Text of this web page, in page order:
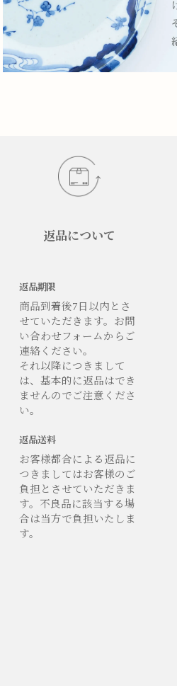
返品について
返品期限
商品到着後7日以内とさ
せていただきます。お問
い合わせフォームからご
連絡ください。
それ以降につきまして
は、基本的に返品はでき
ませんのでご注意くださ
い。
返品送料
お客様都合による返品に
つきましてはお客様のご
負担とさせていただきま
す。不良品に該当する場
合は当方で負担いたしま
す。